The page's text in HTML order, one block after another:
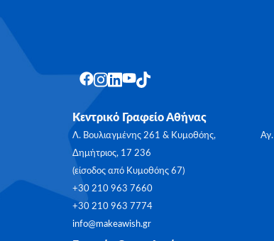
Κεντρικό Γραφείο Αθήνας
Λ. Βουλιαγμένης 261 & Κυμοθόης, Αγ.
Δημήτριος, 17 236
(είσοδος από Κυμοθόης 67)
+30 210 963 7660
+30 210 963 7774
info@makeawish.gr